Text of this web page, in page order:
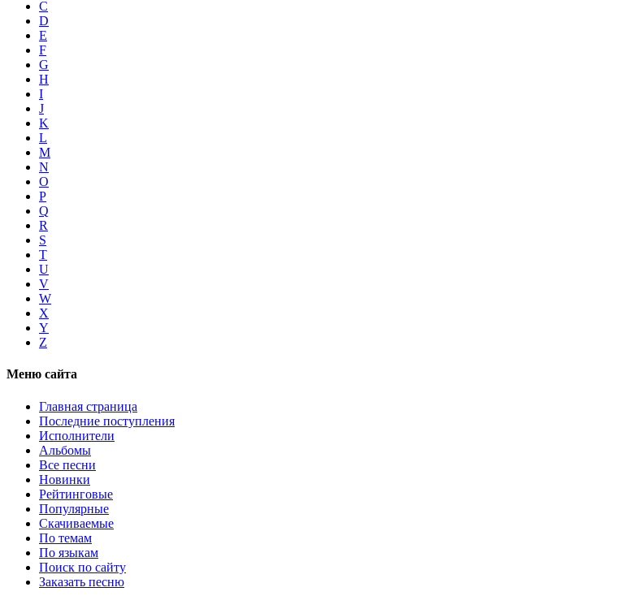
C
D
E
F
G
H
I
J
K
L
M
N
O
P
Q
R
S
T
U
V
W
X
Y
Z
Меню сайта
Главная страница
Последние поступления
Исполнители
Альбомы
Все песни
Новинки
Рейтинговые
Популярные
Скачиваемые
По темам
По языкам
Поиск по сайту
Заказать песню